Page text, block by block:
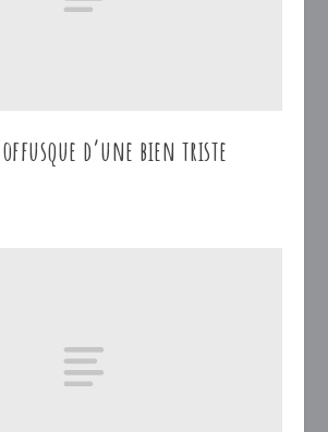
d’une bien triste